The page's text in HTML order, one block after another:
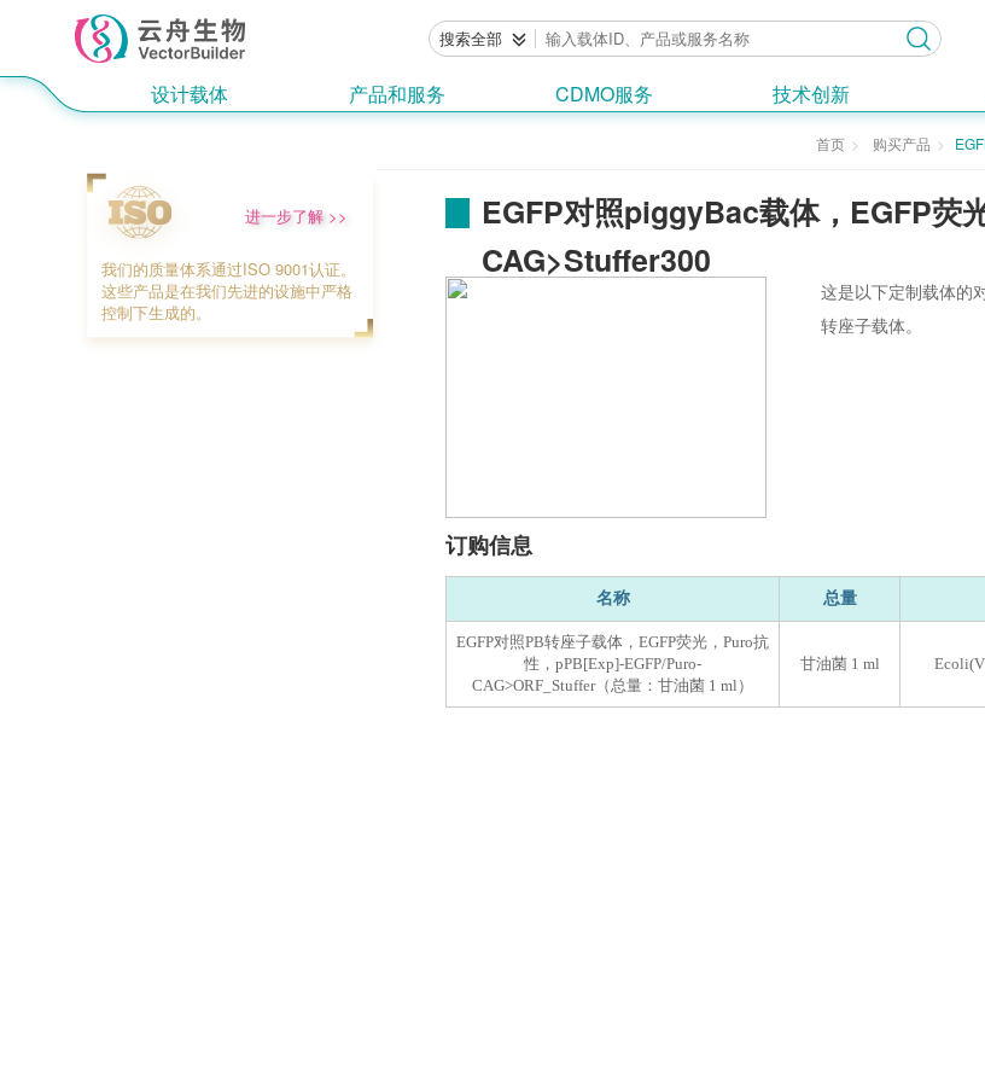
搜索全部
设计载体 产品和服务 CDMO服务 技术创新
进一步了解 >>
我们的质量体系通过ISO 9001认证。
这些产品是在我们先进的设施中严格
控制下生成的。
首页 购买产品
EGFP对照piggyBac载体，EGFP
CAG>Stuffer300
这是以下定制载体的
转座子载体。
订购信息
名称 总量
EGFP对照PB转座子载体，EGFP荧光，Puro抗
性，pPB[Exp]-EGFP/Puro-
CAG>ORF_Stuffer（总量：甘油菌 1 ml）
甘油菌 1 ml